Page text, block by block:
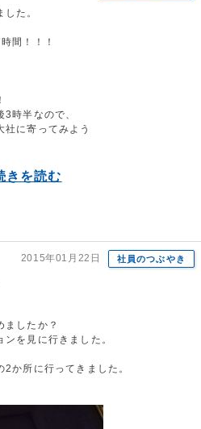
た。
間！！！
時半なので、
に寄ってみよう
を読む
2015年01月22日 社員のつぶやき
ましたか？
を見に行きました。
か所に行ってきました。